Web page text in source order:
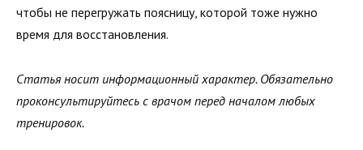
чтобы не перегружать поясницу, которой тоже нужно
время для восстановления.
Статья носит информационный характер. Обязательно
проконсультируйтесь с врачом перед началом любых
тренировок.